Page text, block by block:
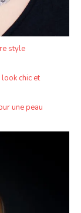
style
chic et
une peau